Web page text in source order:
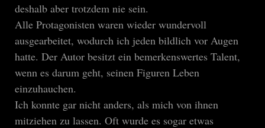
deshalb aber trotzdem nie sein.
Alle Protagonisten waren wieder wundervoll
ausgearbeitet, wodurch ich jeden bildlich vor Augen
hatte. Der Autor besitzt ein bemerkenswertes Talent,
wenn es darum geht, seinen Figuren Leben
einzuhauchen.
Ich konnte gar nicht anders, als mich von ihnen
mitziehen zu lassen. Oft wurde es sogar etwas